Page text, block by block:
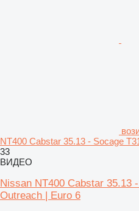
NT400 Cabstar 35.13 - Socage
33
ВИДЕО
Nissan NT400 Cabstar 35.13
Outreach | Euro 6